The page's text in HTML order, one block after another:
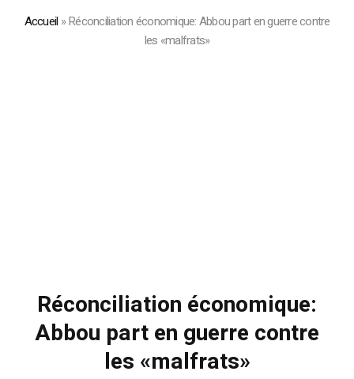
Accueil »Réconciliation économique: Abbou part en guerre contre
les «malfrats»
Réconciliation économique:
Abbou part en guerre contre
les «malfrats»